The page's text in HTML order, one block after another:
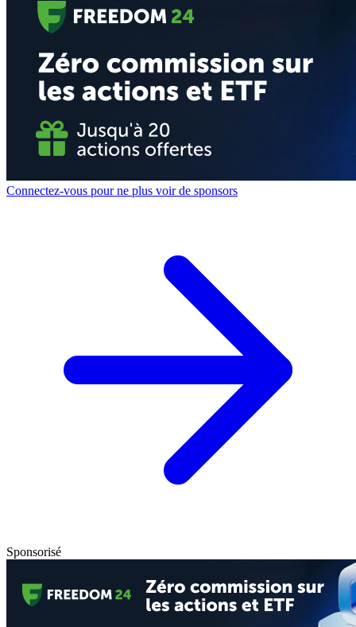
Connectez-vous pour ne plus voir de sponsors
Sponsorisé